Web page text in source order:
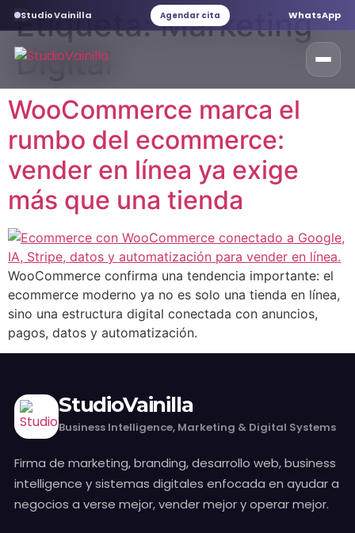
StudioVainilla Agendar cita WhatsApp
Inicio
Marketing Digital
Desarrollo web
Servicios web
Branding
Vchat
Vainilla Intelligence
Vainilla Academy
Etiqueta:Marketing
Digital
WooCommerce marca el
rumbo del ecommerce:
vender en línea ya exige
más que una tienda
WooCommerce confirma una tendencia importante: el
ecommerce moderno ya no es solo una tienda en línea,
sino una estructura digital conectada con anuncios,
pagos, datos y automatización.
StudioVainilla
Business Intelligence, Marketing & Digital Systems
Firma de marketing, branding, desarrollo web, business
intelligence y sistemas digitales enfocada en ayudar a
negocios a verse mejor, vender mejor y operar mejor.